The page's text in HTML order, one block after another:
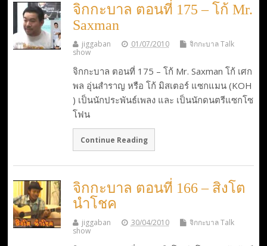
จิกกะบาล ตอนที่ 175 – โก้ Mr.
Saxman
jiggaban 01/07/2010
จิกกะบาล Talk
show
จิกกะบาล ตอนที่ 175 – โก้ Mr. Saxman โก้ เศก
พล อุ่นสำราญ หรือ โก้ มิสเตอร์ แซกแมน (KOH
) เป็นนักประพันธ์เพลง และ เป็นนักดนตรีแซกโซ
โฟน
Continue Reading
จิกกะบาล ตอนที่ 166 – สิงโต
นำโชค
jiggaban 30/04/2010
จิกกะบาล Talk
show